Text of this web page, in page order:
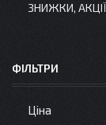
ЗНИЖКИ, АКЦІЇ
ФІЛЬТРИ
Ціна